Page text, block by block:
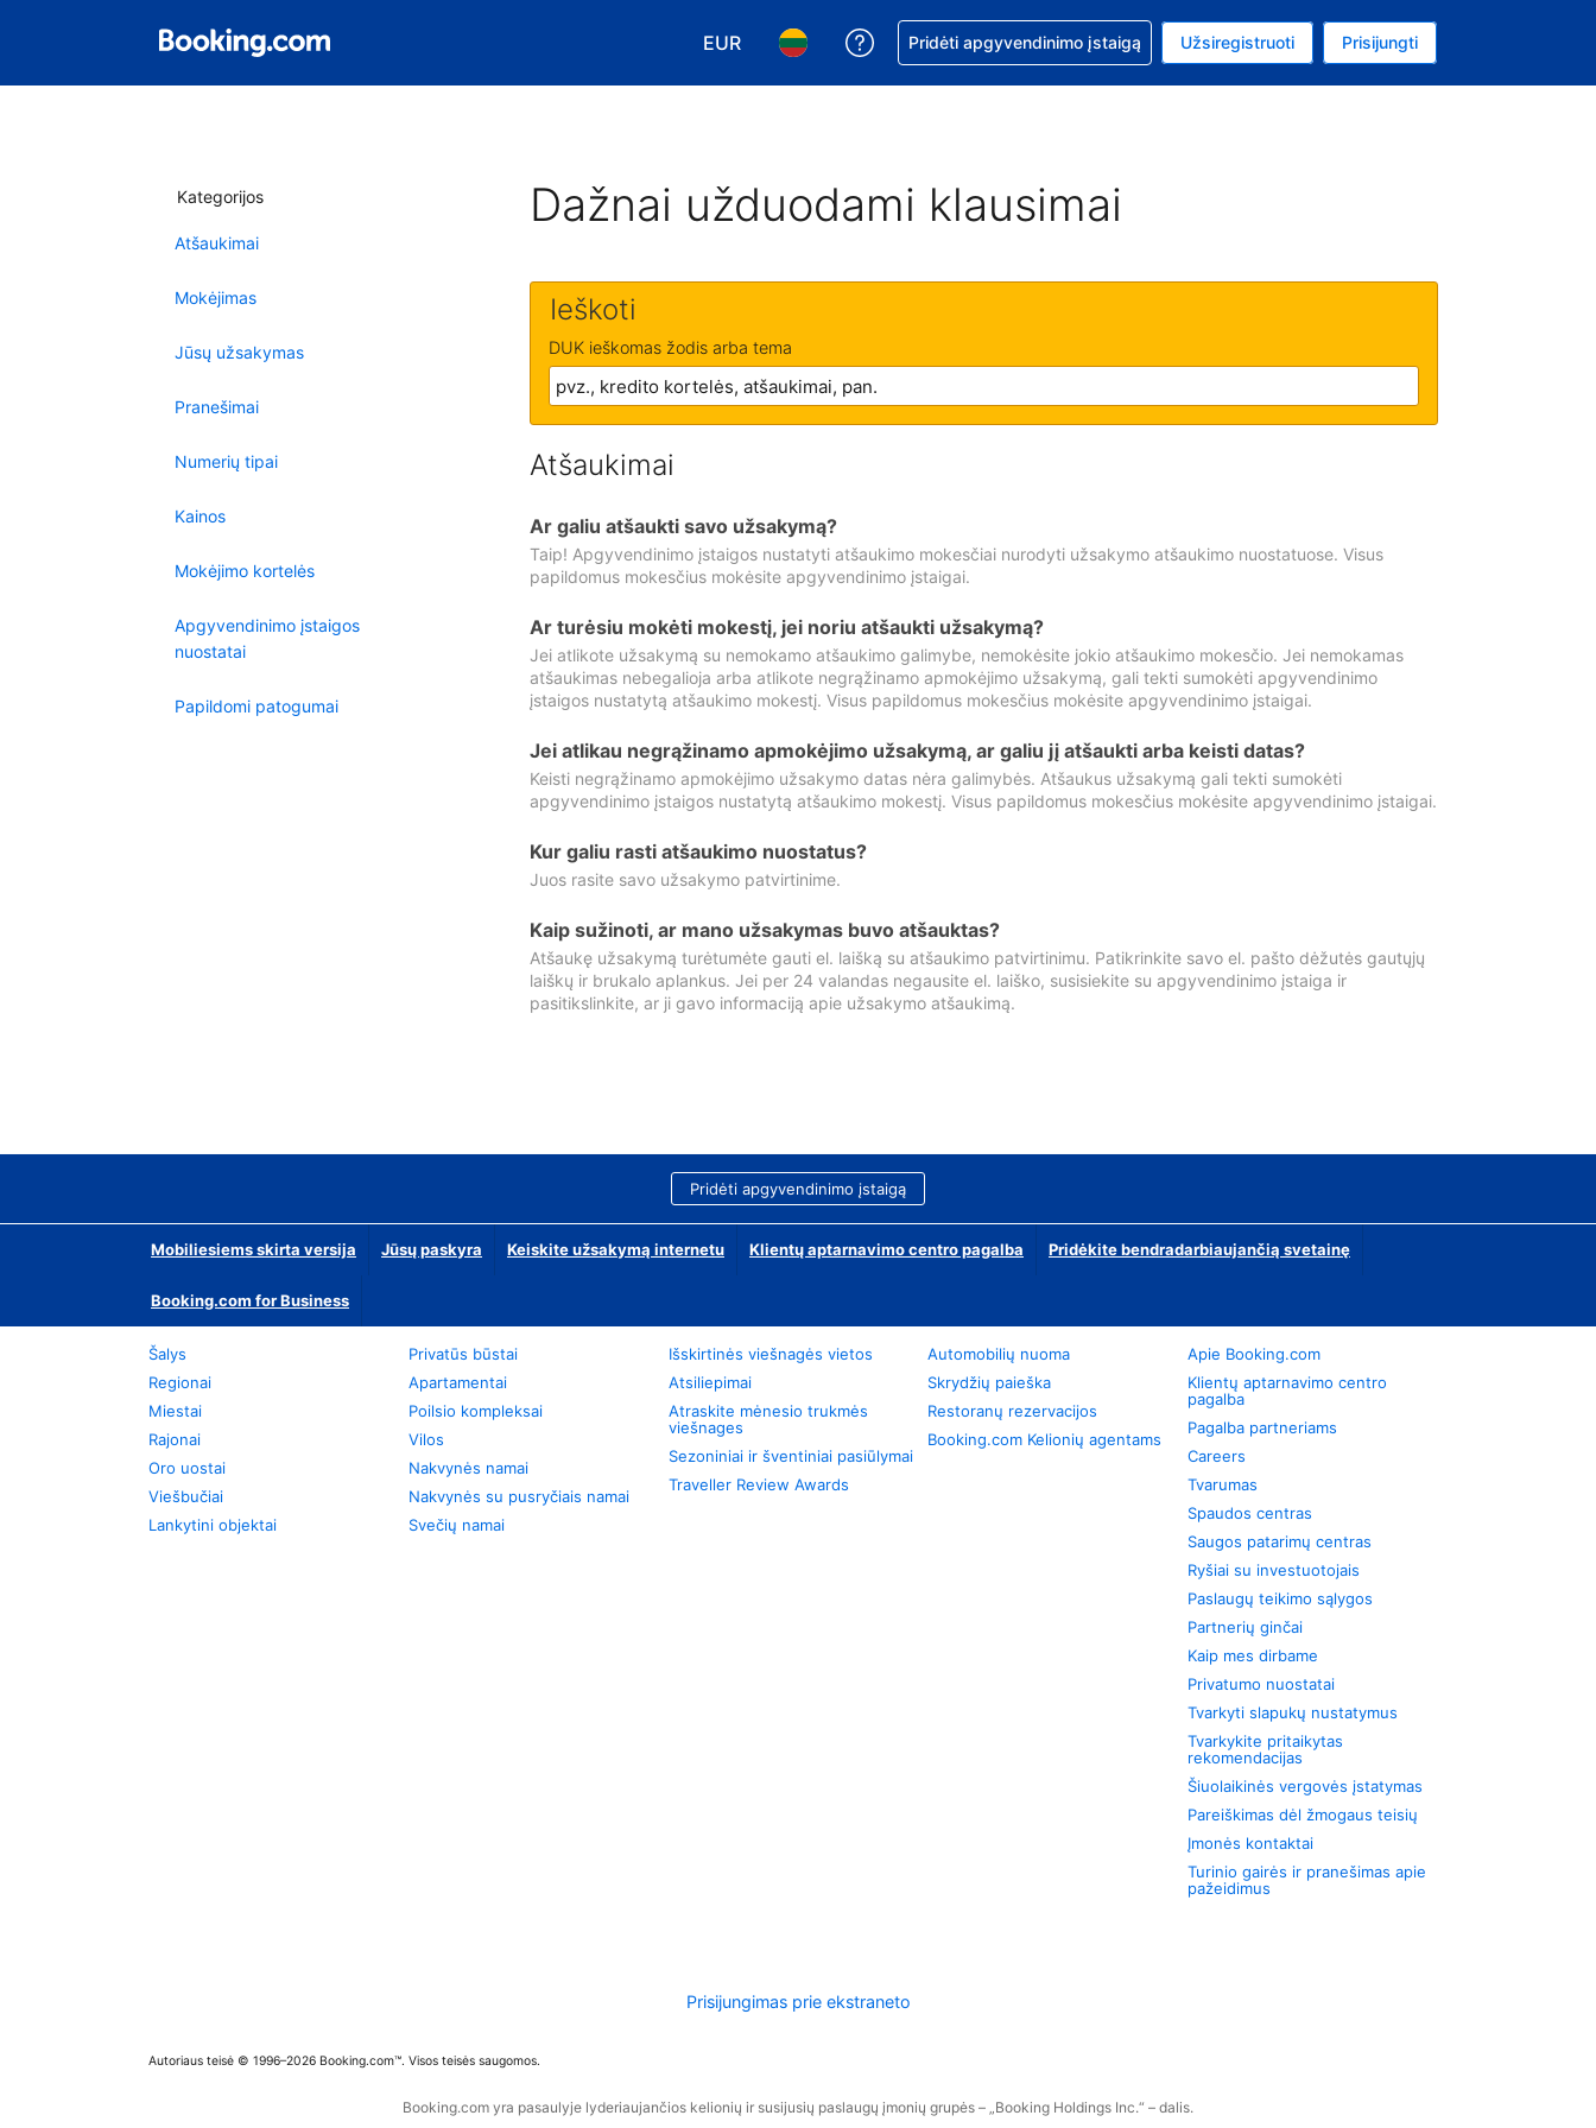
EUR
Pasirinkite valiutą. Jūsų pasirinkta valiuta: Euras
Pasirinkite kalbą. Jūsų pasirinkta kalba: Lietuvių
Pagalba dėl užsakymo
Pridėti apgyvendinimo įstaigą Užsiregistruoti Prisijungti
Kategorijos
Atšaukimai
Mokėjimas
Jūsų užsakymas
Pranešimai
Numerių tipai
Kainos
Mokėjimo kortelės
Apgyvendinimo įstaigos
nuostatai
Papildomi patogumai
Dažnai užduodami klausimai
Ieškoti
DUK ieškomas žodis arba tema
Atšaukimai
Ar galiu atšaukti savo užsakymą?
Taip! Apgyvendinimo įstaigos nustatyti atšaukimo mokesčiai nurodyti užsakymo atšaukimo nuostatuose. Visus
papildomus mokesčius mokėsite apgyvendinimo įstaigai.
Ar turėsiu mokėti mokestį, jei noriu atšaukti užsakymą?
Jei atlikote užsakymą su nemokamo atšaukimo galimybe, nemokėsite jokio atšaukimo mokesčio. Jei nemokamas
atšaukimas nebegalioja arba atlikote negrąžinamo apmokėjimo užsakymą, gali tekti sumokėti apgyvendinimo
įstaigos nustatytą atšaukimo mokestį. Visus papildomus mokesčius mokėsite apgyvendinimo įstaigai.
Jei atlikau negrąžinamo apmokėjimo užsakymą, ar galiu jį atšaukti arba keisti datas?
Keisti negrąžinamo apmokėjimo užsakymo datas nėra galimybės. Atšaukus užsakymą gali tekti sumokėti
apgyvendinimo įstaigos nustatytą atšaukimo mokestį. Visus papildomus mokesčius mokėsite apgyvendinimo įstaigai.
Kur galiu rasti atšaukimo nuostatus?
Juos rasite savo užsakymo patvirtinime.
Kaip sužinoti, ar mano užsakymas buvo atšauktas?
Atšaukę užsakymą turėtumėte gauti el. laišką su atšaukimo patvirtinimu. Patikrinkite savo el. pašto dėžutės gautųjų
laiškų ir brukalo aplankus. Jei per 24 valandas negausite el. laiško, susisiekite su apgyvendinimo įstaiga ir
pasitikslinkite, ar ji gavo informaciją apie užsakymo atšaukimą.
Pridėti apgyvendinimo įstaigą
Mobiliesiems skirta versija Jūsų paskyra Keiskite užsakymą internetu Klientų aptarnavimo centro pagalba Pridėkite bendradarbiaujančią svetainę
Booking.com for Business
Šalys
Regionai
Miestai
Rajonai
Oro uostai
Viešbučiai
Lankytini objektai
Privatūs būstai
Apartamentai
Poilsio kompleksai
Vilos
Nakvynės namai
Nakvynės su pusryčiais namai
Svečių namai
Išskirtinės viešnagės vietos
Atsiliepimai
Atraskite mėnesio trukmės
viešnages
Sezoniniai ir šventiniai pasiūlymai
Traveller Review Awards
Automobilių nuoma
Skrydžių paieška
Restoranų rezervacijos
Booking.com Kelionių agentams
Apie Booking.com
Klientų aptarnavimo centro
pagalba
Pagalba partneriams
Careers
Tvarumas
Spaudos centras
Saugos patarimų centras
Ryšiai su investuotojais
Paslaugų teikimo sąlygos
Partnerių ginčai
Kaip mes dirbame
Privatumo nuostatai
Tvarkyti slapukų nustatymus
Tvarkykite pritaikytas
rekomendacijas
Šiuolaikinės vergovės įstatymas
Pareiškimas dėl žmogaus teisių
Įmonės kontaktai
Turinio gairės ir pranešimas apie
pažeidimus
Prisijungimas prie ekstraneto
Autoriaus teisė © 1996–2026 Booking.com™. Visos teisės saugomos.
Booking.com yra pasaulyje lyderiaujančios kelionių ir susijusių paslaugų įmonių grupės – „Booking Holdings Inc.“ – dalis.